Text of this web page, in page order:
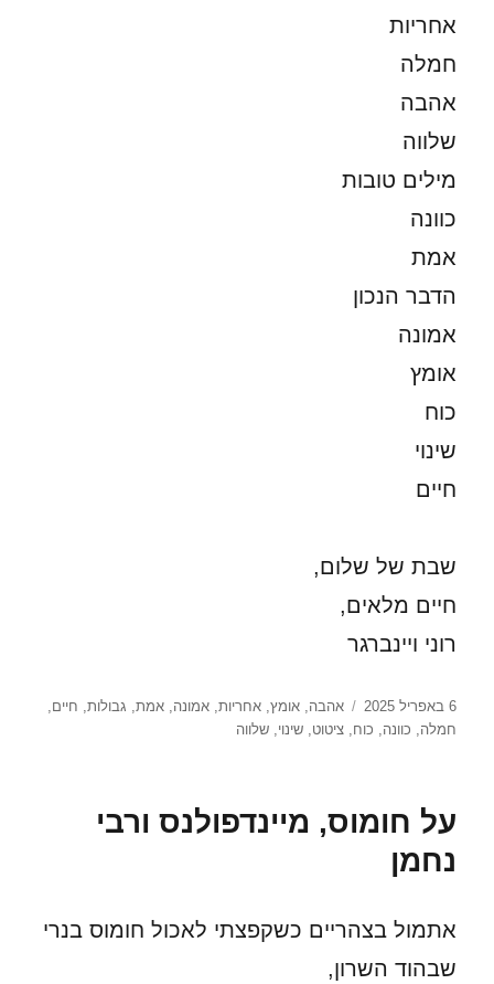
אחריות
חמלה
אהבה
שלווה
מילים טובות
כוונה
אמת
הדבר הנכון
אמונה
אומץ
כוח
שינוי
חיים
שבת של שלום,
חיים מלאים,
רוני ויינברגר
פורסם
בתאריך
6 באפריל 2025 תגיות
אהבה,אומץ,אחריות,אמונה,אמת, גבולות, חיים,
חמלה, כוונה, כוח,ציטוט,שינוי,שלווה
על חומוס, מיינדפולנס ורבי
נחמן
אתמול בצהריים כשקפצתי לאכול חומוס בנרי
שבהוד השרון,